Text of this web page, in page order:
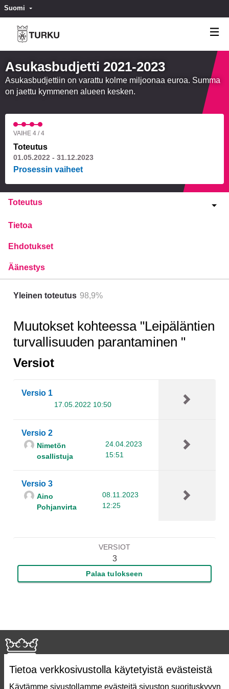
Tietoa verkkosivustolla käytetyistä evästeistä
Käytämme sivustollamme evästeitä sivuston suorituskyvyn
Suomi Valitse kieli
Asukasbudjetti 2021-2023
Asukasbudjettiin on varattu kolme miljoonaa euroa. Summa
on jaettu kymmenen alueen kesken.
VAIHE 4 / 4
Toteutus
01.05.2022 - 31.12.2023
Prosessin vaiheet
Toteutus
Tietoa
Ehdotukset
Äänestys
Yleinen toteutus 98,9%
Muutokset kohteessa "Leipäläntien
turvallisuuden parantaminen "
Versiot
Versio 1
17.05.2022 10:50
Versio 2
Nimetön
osallistuja
24.04.2023
15:51
Versio 3
Aino
Pohjanvirta
08.11.2023
12:25
VERSIOT
3
Palaa tulokseen